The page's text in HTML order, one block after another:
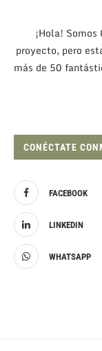
¡Hola!
proyecto, pero
más de 50
CONÉCTATE
FACEBOOK
LINKEDIN
WHATSAPP